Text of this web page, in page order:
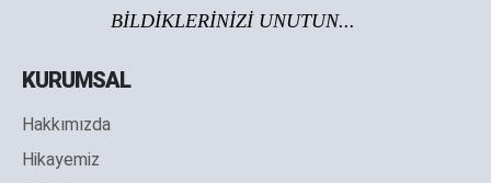
BİLDİKLERİNİZİ UNUTUN...
KURUMSAL
Hakkımızda
Hikayemiz